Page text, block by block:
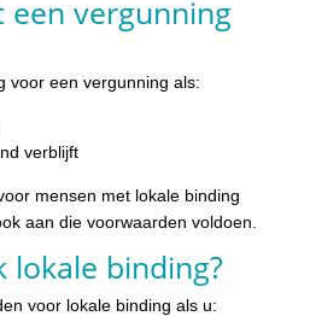
een vergunning
voor een vergunning als:
verblijft
mensen met lokale binding
aan die voorwaarden voldoen.
lokale binding?
voor lokale binding als u: